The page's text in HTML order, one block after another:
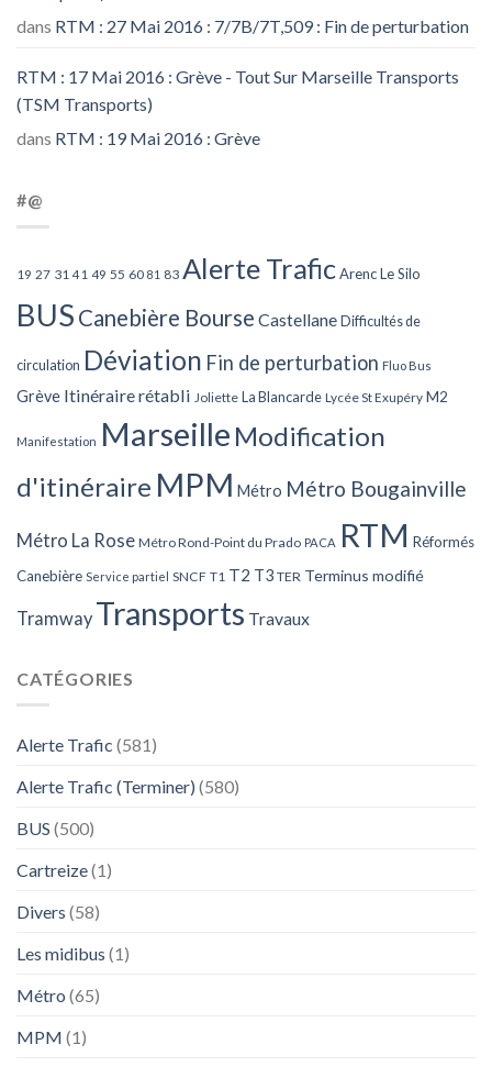
dans RTM : 27 Mai 2016 : 7/7B/7T,509 : Fin de perturbation
RTM : 17 Mai 2016 : Grève - Tout Sur Marseille Transports
(TSM Transports)
dans RTM : 19 Mai 2016 : Grève
#@
19 27 31 41 49 55 60 81 83 Alerte TraficArenc Le Silo
BUS Canebière Bourse Castellane Difficultés de
circulation Déviation Fin de perturbation Fluo Bus
Grève Itinéraire rétabli Joliette La Blancarde Lycée St Exupéry M2
Manifestation Marseille Modification
d'itinéraire MPM Métro Métro Bougainville
Métro La Rose Métro Rond-Point du Prado PACA RTM Réformés
Canebière Service partiel SNCF T1 T2 T3 TER Terminus modifié
Tramway Transports Travaux
CATÉGORIES
Alerte Trafic (581)
Alerte Trafic (Terminer) (580)
BUS (500)
Cartreize(1)
Divers (58)
Les midibus (1)
Métro (65)
MPM (1)